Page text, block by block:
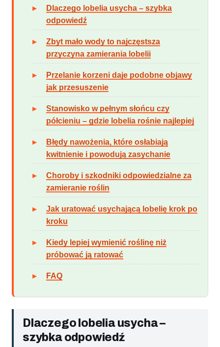
Dlaczego lobelia usycha – szybka
odpowiedź
Zbyt mało wody to najczęstsza
przyczyna zamierania lobelii
Przelanie korzeni daje podobne objawy
jak przesuszenie
Stanowisko w pełnym słońcu czy
półcieniu – gdzie lobelia rośnie najlepiej
Błędy nawożenia, które osłabiają
kwitnienie i powodują zasychanie
Choroby i szkodniki odpowiedzialne za
zamieranie roślin
Jak uratować usychającą lobelię krok po
kroku
Kiedy lepiej wymienić roślinę niż
próbować ją ratować
FAQ
Dlaczego lobelia usycha –
szybka odpowiedź